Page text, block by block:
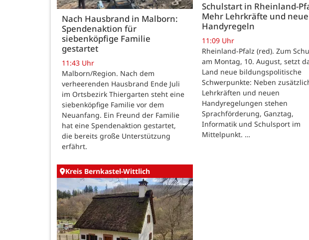
Nach Hausbrand in Malborn:
Spendenaktion für
siebenköpfige Familie
gestartet
11:43 Uhr
Malborn/Region. Nach dem
verheerenden Hausbrand Ende Juli
im Ortsbezirk Thiergarten steht eine
siebenköpfige Familie vor dem
Neuanfang. Ein Freund der Familie
hat eine Spendenaktion gestartet,
die bereits große Unterstützung
erfährt.
Schulstart in Rheinland-
Mehr Lehrkräfte und neue
Handyregeln
11:09 Uhr
Rheinland-Pfalz (red). Zum
am Montag, 10. August, setzt
Land neue bildungspolitische
Schwerpunkte: Neben
Lehrkräften und neuen
Handyregelungen stehen
Sprachförderung, Ganztag,
Informatik und Schulsport im
Mittelpunkt. …
Kreis Bernkastel-Wittlich